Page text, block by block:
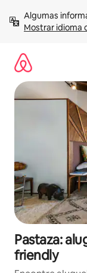
para
Mostrar idioma
Pastaza:
friendly